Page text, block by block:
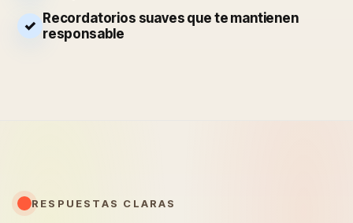
Recordatorios suaves que te mantienen
responsable
RESPUESTAS CLARAS